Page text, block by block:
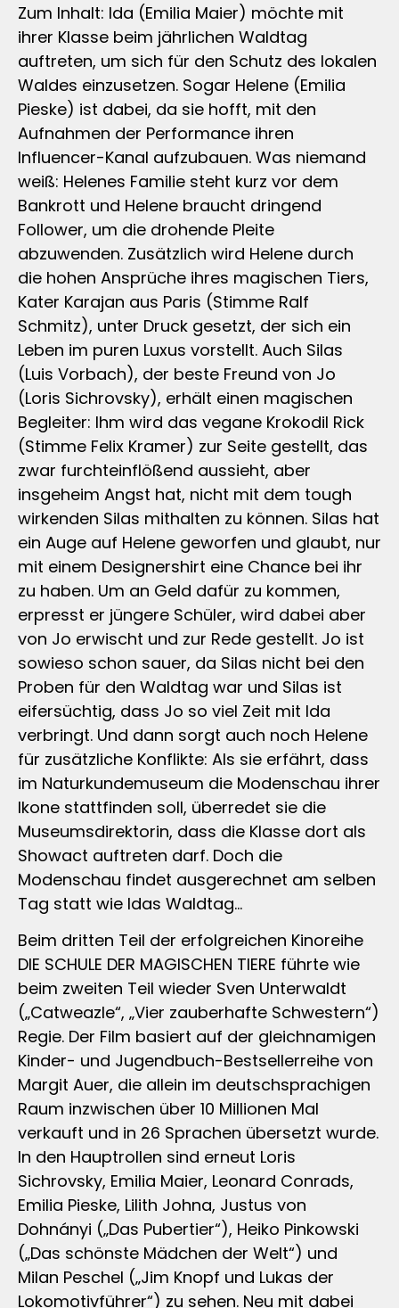
Zum Inhalt: Ida (Emilia Maier) möchte mit
ihrer Klasse beim jährlichen Waldtag
auftreten, um sich für den Schutz des lokalen
Waldes einzusetzen. Sogar Helene (Emilia
Pieske) ist dabei, da sie hofft, mit den
Aufnahmen der Performance ihren
Influencer-Kanal aufzubauen. Was niemand
weiß: Helenes Familie steht kurz vor dem
Bankrott und Helene braucht dringend
Follower, um die drohende Pleite
abzuwenden. Zusätzlich wird Helene durch
die hohen Ansprüche ihres magischen Tiers,
Kater Karajan aus Paris (Stimme Ralf
Schmitz), unter Druck gesetzt, der sich ein
Leben im puren Luxus vorstellt. Auch Silas
(Luis Vorbach), der beste Freund von Jo
(Loris Sichrovsky), erhält einen magischen
Begleiter: Ihm wird das vegane Krokodil Rick
(Stimme Felix Kramer) zur Seite gestellt, das
zwar furchteinflößend aussieht, aber
insgeheim Angst hat, nicht mit dem tough
wirkenden Silas mithalten zu können. Silas hat
ein Auge auf Helene geworfen und glaubt, nur
mit einem Designershirt eine Chance bei ihr
zu haben. Um an Geld dafür zu kommen,
erpresst er jüngere Schüler, wird dabei aber
von Jo erwischt und zur Rede gestellt. Jo ist
sowieso schon sauer, da Silas nicht bei den
Proben für den Waldtag war und Silas ist
eifersüchtig, dass Jo so viel Zeit mit Ida
verbringt. Und dann sorgt auch noch Helene
für zusätzliche Konflikte: Als sie erfährt, dass
im Naturkundemuseum die Modenschau ihrer
Ikone stattfinden soll, überredet sie die
Museumsdirektorin, dass die Klasse dort als
Showact auftreten darf. Doch die
Modenschau findet ausgerechnet am selben
Tag statt wie Idas Waldtag…
Beim dritten Teil der erfolgreichen Kinoreihe
DIE SCHULE DER MAGISCHEN TIERE führte wie
beim zweiten Teil wieder Sven Unterwaldt
(„Catweazle“, „Vier zauberhafte Schwestern“)
Regie. Der Film basiert auf der gleichnamigen
Kinder- und Jugendbuch-Bestsellerreihe von
Margit Auer, die allein im deutschsprachigen
Raum inzwischen über 10 Millionen Mal
verkauft und in 26 Sprachen übersetzt wurde.
In den Hauptrollen sind erneut Loris
Sichrovsky, Emilia Maier, Leonard Conrads,
Emilia Pieske, Lilith Johna, Justus von
Dohnányi („Das Pubertier“), Heiko Pinkowski
(„Das schönste Mädchen der Welt“) und
Milan Peschel („Jim Knopf und Lukas der
Lokomotivführer“) zu sehen. Neu mit dabei